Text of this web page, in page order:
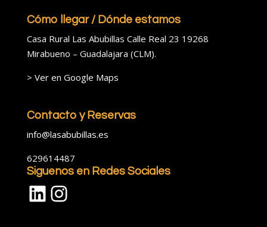
Cómo llegar / Dónde estamos
Casa Rural Las Abubillas Calle Real 23 19268
Mirabueno – Guadalajara (CLM).
> Ver en Google Maps
Contacto y Reservas
info@lasabubillas.es
629614487
Siguenos en Redes Sociales
LinkedIn
Instagram